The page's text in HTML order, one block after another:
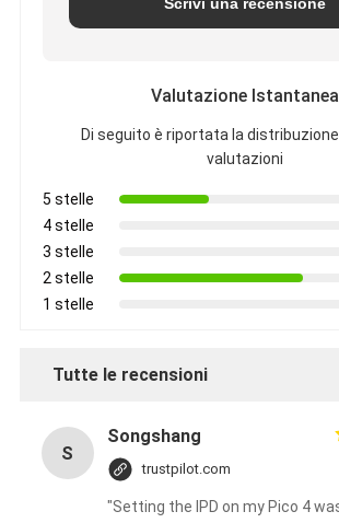
Scrivi una recensione
Valutazione Istantanea
Di seguito è riportata la
valutazioni
5 stelle
4 stelle
3 stelle
2 stelle
1 stelle
Tutte le recensioni
S
Songshang
trustpilot.com
"Setting the IPD on my Pico 4